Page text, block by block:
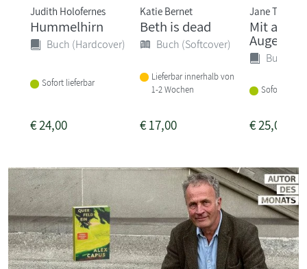
Judith Holofernes
Hummelhirn
Buch (Hardcover)
Sofort lieferbar
€24,00
Katie Bernet
Beth is dead
Buch (Softcover)
Lieferbar innerhalb von
1-2 Wochen
€17,00
Jane Tara
Mit
Augen
Buch
Sofort
€25,00